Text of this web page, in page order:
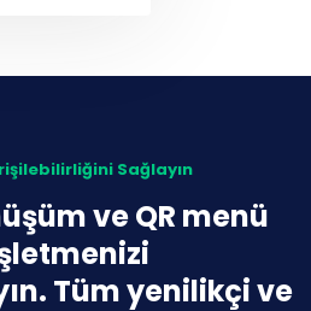
Sağlayın
ve QR menü
Tüm yenilikçi ve